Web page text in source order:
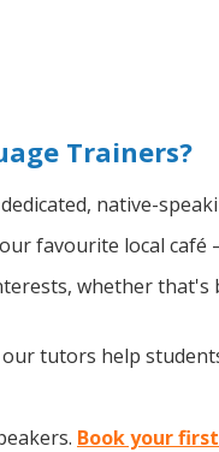
Trainers?
native-
favourite local café
whether
tutors help
Book your